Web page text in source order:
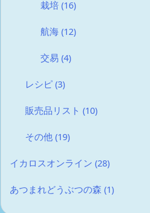
栽培 (16)
航海 (12)
交易 (4)
レシピ (3)
販売品リスト (10)
その他 (19)
イカロスオンライン (28)
あつまれどうぶつの森 (1)